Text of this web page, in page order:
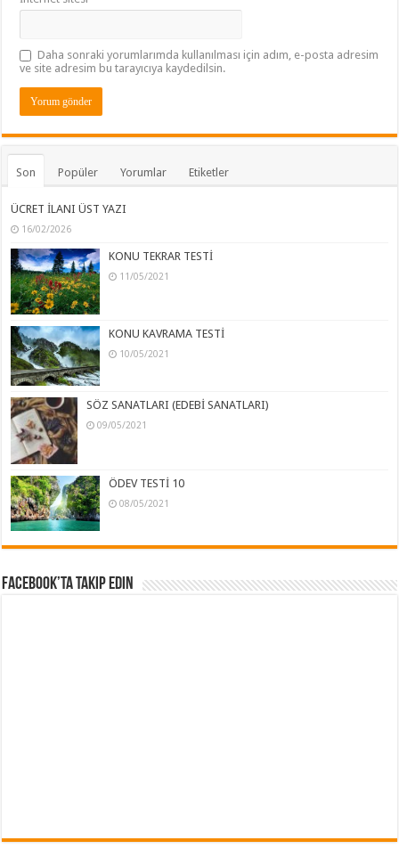
Daha sonraki yorumlarımda kullanılması için adım, e-posta adresim
ve site adresim bu tarayıcıya kaydedilsin.
Son Popüler Yorumlar Etiketler
ÜCRET İLANI ÜST YAZI
16/02/2026
KONU TEKRAR TESTİ
11/05/2021
KONU KAVRAMA TESTİ
10/05/2021
SÖZ SANATLARI (EDEBİ SANATLARI)
09/05/2021
ÖDEV TESTİ 10
08/05/2021
Facebook’ta Takip Edin